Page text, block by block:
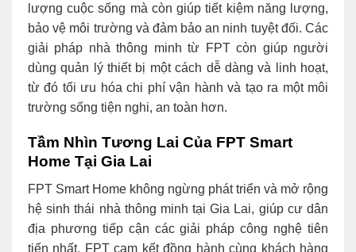
lượng cuộc sống mà còn giúp tiết kiệm năng lượng,
bảo vệ môi trường và đảm bảo an ninh tuyệt đối. Các
giải pháp nhà thông minh từ FPT còn giúp người
dùng quản lý thiết bị một cách dễ dàng và linh hoạt,
từ đó tối ưu hóa chi phí vận hành và tạo ra một môi
trường sống tiện nghi, an toàn hơn.
Tầm Nhìn Tương Lai Của FPT Smart
Home Tại Gia Lai
FPT Smart Home không ngừng phát triển và mở rộng
hệ sinh thái nhà thông minh tại Gia Lai, giúp cư dân
địa phương tiếp cận các giải pháp công nghệ tiên
tiến nhất. FPT cam kết đồng hành cùng khách hàng